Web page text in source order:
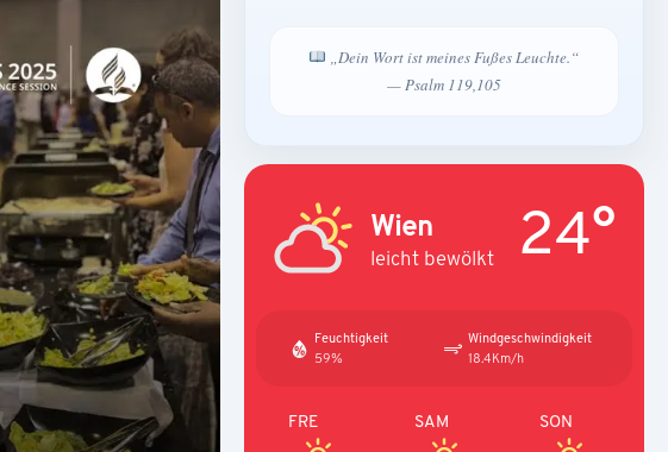
„Dein Wort ist meines Fußes Leuchte.“
— Psalm 119,105
Wien
leicht bewölkt 24°
Feuchtigkeit
59%
Windgeschwindigkeit
18.4Km/h
FRE SAM SON